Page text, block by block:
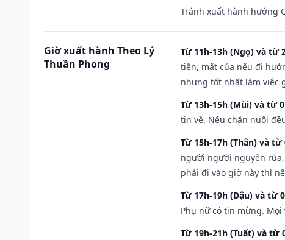
Tránh xuất hành hướng
Giờ xuất hành Theo Lý
Thuần Phong
Từ 11h-13h (Ngọ) và từ
tiền, mất của nếu đi
nhưng tốt nhất làm việc
Từ 13h-15h (Mùi) và từ
tin về. Nếu chăn nuôi
Từ 15h-17h (Thân) và từ
người người nguyền
phải đi vào giờ này thì
Từ 17h-19h (Dậu) và từ
Phụ nữ có tin mừng.
Từ 19h-21h (Tuất) và từ